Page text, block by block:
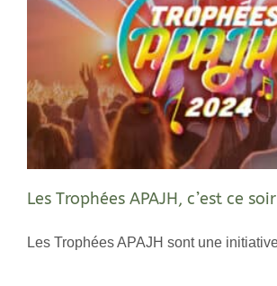
Les Trophées APAJH, c’est ce
Les Trophées APAJH sont une